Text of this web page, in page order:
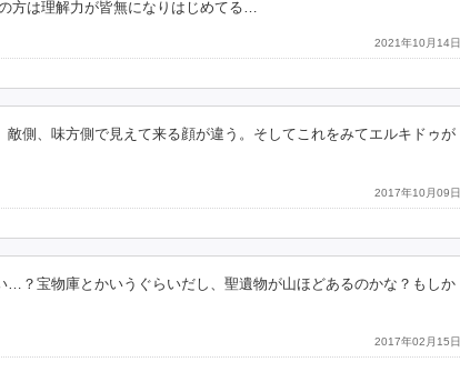
方は理解力が皆無になりはじめてる…
2021年10月14日
側、味方側で見えて来る顔が違う。そしてこれをみてエルキドゥが
2017年10月09日
？宝物庫とかいうぐらいだし、聖遺物が山ほどあるのかな？もしか
2017年02月15日